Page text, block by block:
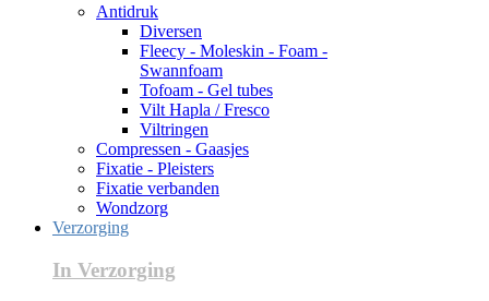
Antidruk
Diversen
Fleecy - Moleskin - Foam -
Swannfoam
Tofoam - Gel tubes
Vilt Hapla / Fresco
Viltringen
Compressen - Gaasjes
Fixatie - Pleisters
Fixatie verbanden
Wondzorg
Verzorging
In Verzorging